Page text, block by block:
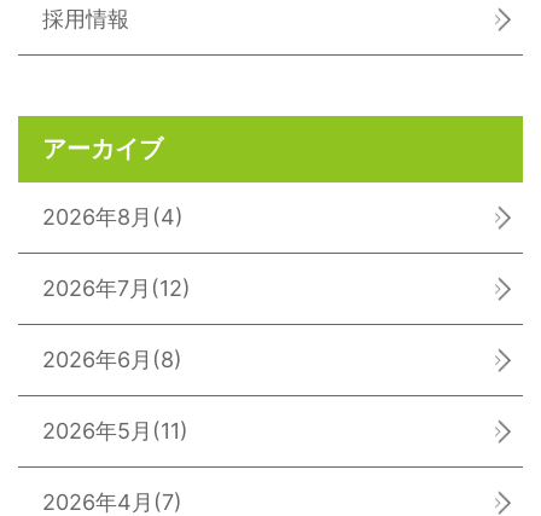
採用情報
アーカイブ
2026年8月 (4)
2026年7月 (12)
2026年6月 (8)
2026年5月 (11)
2026年4月 (7)